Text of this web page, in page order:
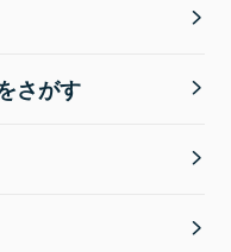
さがす